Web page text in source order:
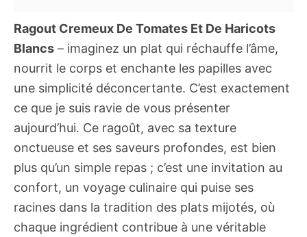
Ragout Cremeux De Tomates Et De Haricots
Blancs – imaginez un plat qui réchauffe l’âme,
nourrit le corps et enchante les papilles avec
une simplicité déconcertante. C’est exactement
ce que je suis ravie de vous présenter
aujourd’hui. Ce ragoût, avec sa texture
onctueuse et ses saveurs profondes, est bien
plus qu’un simple repas ; c’est une invitation au
confort, un voyage culinaire qui puise ses
racines dans la tradition des plats mijotés, où
chaque ingrédient contribue à une véritable